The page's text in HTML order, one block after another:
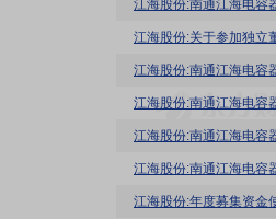
江海股份:关于参加独立
江海股份:南通江海电容
江海股份:南通江海电容
江海股份:南通江海电容
江海股份:南通江海电容
江海股份:年度募集资金